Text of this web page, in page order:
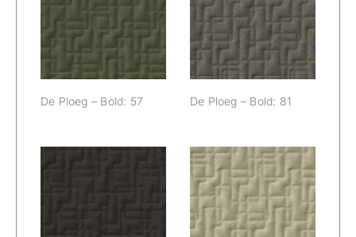
De Ploeg – Bold:
57
De Ploeg – Bold: 57
De Ploeg – Bold:
81
De Ploeg – Bold: 81
De Ploeg – Bold:
De Ploeg – Bold:
86